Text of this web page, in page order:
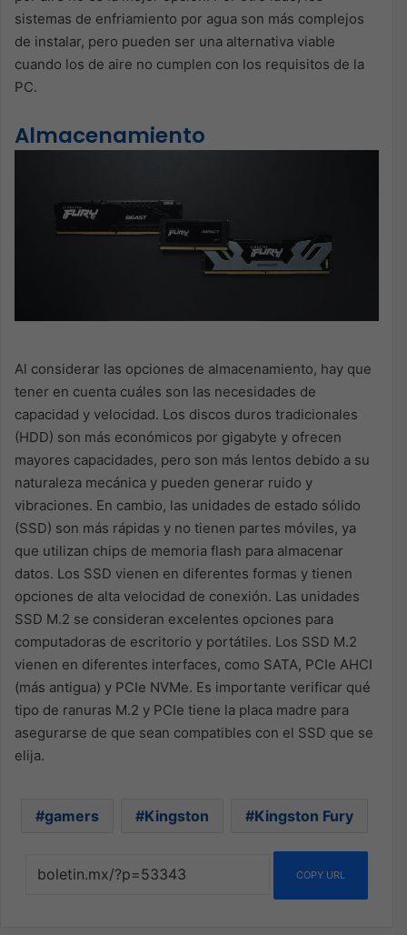
sistemas de enfriamiento por agua son más complejos
de instalar, pero pueden ser una alternativa viable
cuando los de aire no cumplen con los requisitos de la
PC.
Almacenamiento
Al considerar las opciones de almacenamiento, hay que
tener en cuenta cuáles son las necesidades de
capacidad y velocidad. Los discos duros tradicionales
(HDD) son más económicos por gigabyte y ofrecen
mayores capacidades, pero son más lentos debido a su
naturaleza mecánica y pueden generar ruido y
vibraciones. En cambio, las unidades de estado sólido
(SSD) son más rápidas y no tienen partes móviles, ya
que utilizan chips de memoria flash para almacenar
datos. Los SSD vienen en diferentes formas y tienen
opciones de alta velocidad de conexión. Las unidades
SSD M.2 se consideran excelentes opciones para
computadoras de escritorio y portátiles. Los SSD M.2
vienen en diferentes interfaces, como SATA, PCIe AHCI
(más antigua) y PCIe NVMe. Es importante verificar qué
tipo de ranuras M.2 y PCIe tiene la placa madre para
asegurarse de que sean compatibles con el SSD que se
elija.
gamers Kingston Kingston Fury
COPY URL